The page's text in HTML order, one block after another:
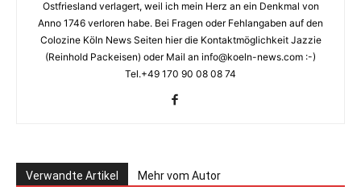
Ostfriesland verlagert, weil ich mein Herz an ein Denkmal von
Anno 1746 verloren habe. Bei Fragen oder Fehlangaben auf den
Colozine Köln News Seiten hier die Kontaktmöglichkeit Jazzie
(Reinhold Packeisen) oder Mail an info@koeln-news.com :-)
Tel.+49 170 90 08 08 74
Verwandte Artikel Mehr vom Autor